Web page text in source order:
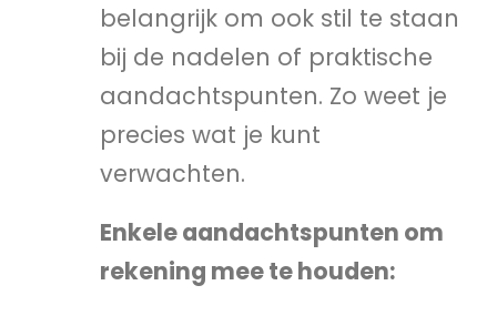
belangrijk om ook stil te staan
bij de nadelen of praktische
aandachtspunten. Zo weet je
precies wat je kunt
verwachten.
Enkele aandachtspunten om
rekening mee te houden: